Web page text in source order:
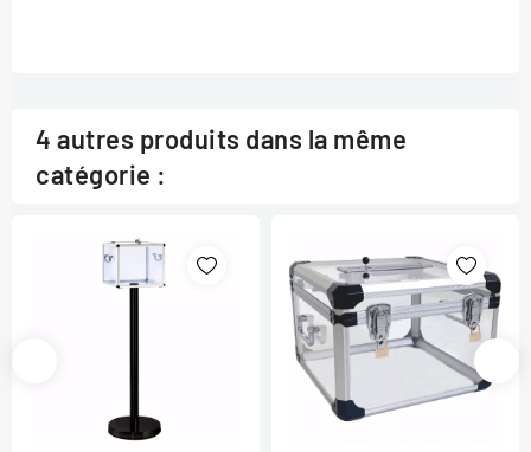
4 autres produits dans la même
catégorie :